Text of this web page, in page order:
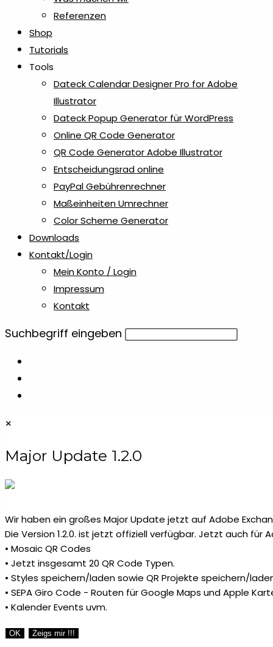
Referenzen
Shop
Tutorials
Tools
Dateck Calendar Designer Pro for Adobe
Illustrator
Dateck Popup Generator für WordPress
Online QR Code Generator
QR Code Generator Adobe Illustrator
Entscheidungsrad online
PayPal Gebührenrechner
Maßeinheiten Umrechner
Color Scheme Generator
Downloads
Kontakt/Login
Mein Konto / Login
Impressum
Kontakt
Diese
durchsuchen
Suchbegriff eingeben
×
Major Update 1.2.0
Wir haben ein großes Major Update jetzt auf Adobe
Die Version 1.2.0. ist jetzt offiziell verfügbar. Jetzt auch für
• Mosaic QR Codes
• Jetzt insgesamt 20 QR Code Typen.
• Styles speichern/laden sowie QR Projekte speichern/
• SEPA Giro Code - Routen für Google Maps und Apple
• Kalender Events uvm.
OK Zeigs mir !!!